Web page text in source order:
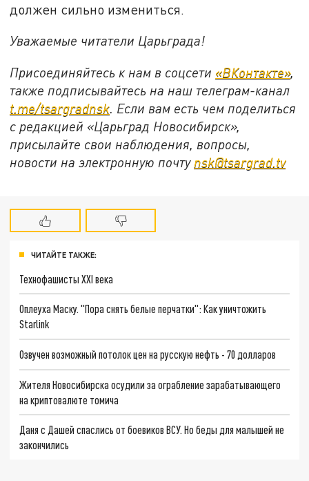
должен сильно измениться.
Уважаемые читатели Царьграда!
Присоединяйтесь к нам в соцсети «ВКонтакте»,
также подписывайтесь на наш телеграм-канал
t.me/tsargradnsk. Если вам есть чем поделиться
с редакцией «Царьград Новосибирск»,
присылайте свои наблюдения, вопросы,
новости на электронную почту nsk@tsargrad.tv
ЧИТАЙТЕ ТАКЖЕ:
Технофашисты XXI века
Оплеуха Маску. "Пора снять белые перчатки": Как уничтожить
Starlink
Озвучен возможный потолок цен на русскую нефть - 70 долларов
Жителя Новосибирска осудили за ограбление зарабатывающего
на криптовалюте томича
Даня с Дашей спаслись от боевиков ВСУ. Но беды для малышей не
закончились